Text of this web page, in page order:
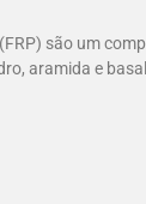
são um
aramida e